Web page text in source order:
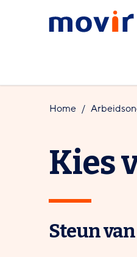
Spring
SpringMovir
naar
de
Home
Kies
Steun